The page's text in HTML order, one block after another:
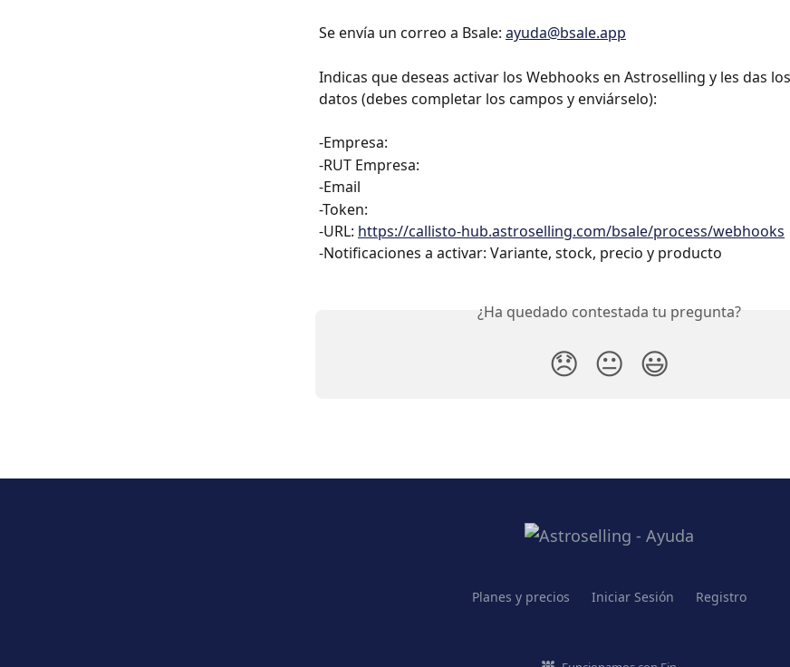
Se envía un correo a Bsale: ayuda@bsale.app
Indicas que deseas activar los Webhooks en Astroselling y les das
datos (debes completar los campos y enviárselo):
-Empresa:
-RUT Empresa:
-Email
-Token:
﻿-URL: https://callisto-hub.astroselling.com/bsale/process/webhooks​
-Notificaciones a activar: Variante, stock, precio y producto
¿Ha quedado contestada tu pregunta?
😞 😐 😃
Planes y precios Iniciar Sesión Registro